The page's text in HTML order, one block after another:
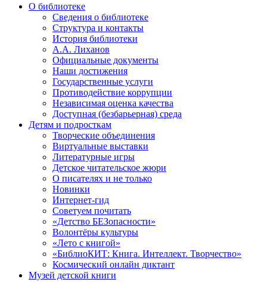
О библиотеке
Сведения о библиотеке
Структура и контакты
История библиотеки
А.А. Лиханов
Официальные документы
Наши достижения
Государственные услуги
Противодействие коррупции
Независимая оценка качества
Доступная (безбарьерная) среда
Детям и подросткам
Творческие объединения
Виртуальные выставки
Литературные игры
Детское читательское жюри
О писателях и не только
Новинки
Интернет-гид
Советуем почитать
«Детство БЕЗопасности»
Волонтёры культуры
«Лето с книгой»
«БиблиоКИТ: Книга. Интеллект. Творчество»
Космический онлайн диктант
Музей детской книги